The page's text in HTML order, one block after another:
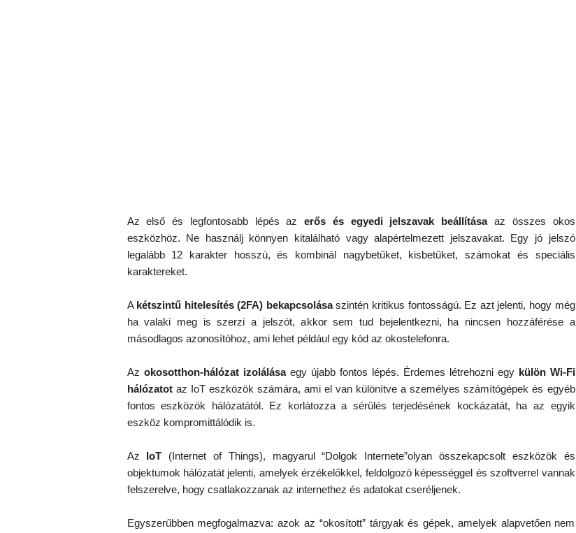
Az első és legfontosabb lépés azerős és egyedi jelszavak beállításaaz összes okos
eszközhöz. Ne használj könnyen kitalálható vagy alapértelmezett jelszavakat. Egy jó jelszó
legalább 12 karakter hosszú, és kombinál nagybetűket, kisbetűket, számokat és speciális
karaktereket.
A kétszintű hitelesítés (2FA) bekapcsolásaszintén kritikus fontosságú. Ez azt jelenti, hogy még
ha valaki meg is szerzi a jelszót, akkor sem tud bejelentkezni, ha nincsen hozzáférése a
másodlagos azonosítóhoz, ami lehet például egy kód az okostelefonra.
Az okosotthon-hálózat izolálásaegy újabb fontos lépés. Érdemes létrehozni egy külön Wi-Fi
hálózatotaz IoT eszközök számára, ami el van különítve a személyes számítógépek és egyéb
fontos eszközök hálózatától. Ez korlátozza a sérülés terjedésének kockázatát, ha az egyik
eszköz kompromittálódik is.
Az IoT (Internet of Things), magyarul “Dolgok Internete”olyan összekapcsolt eszközök és
objektumok hálózatát jelenti, amelyek érzékelőkkel, feldolgozó képességgel és szoftverrel vannak
felszerelve, hogy csatlakozzanak az internethez és adatokat cseréljenek.
Egyszerűbben megfogalmazva: azok az “okosított” tárgyak és gépek, amelyek alapvetően nem